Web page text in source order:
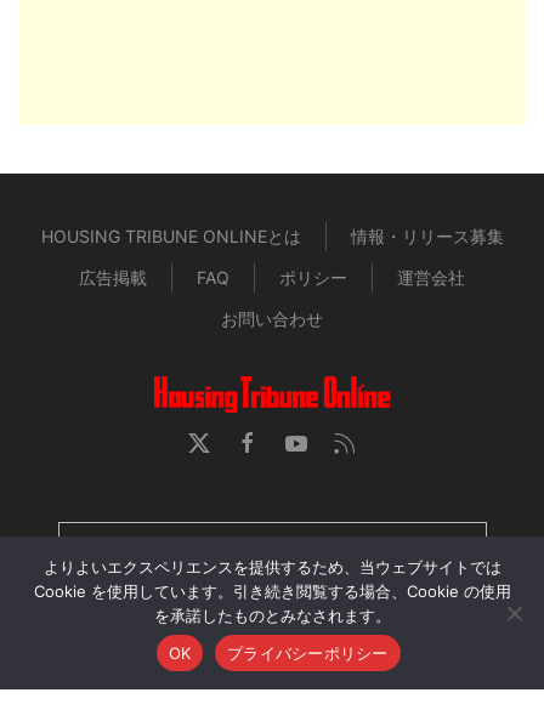
HOUSING TRIBUNE ONLINEとは
情報・リリース募集
広告掲載
FAQ ポリシー
運営会社
お問い合わせ
当サイトに掲載された記事・画像・動画の無断転用、再配
布、アップロードを禁じます。
© 2026 Housing Tribune Online. All Rights Reserved.
よりよいエクスペリエンスを提供するため、当ウェブサイトでは
Cookie を使用しています。引き続き閲覧する場合、Cookie の使用
を承諾したものとみなされます。
OK
プライバシーポリシー